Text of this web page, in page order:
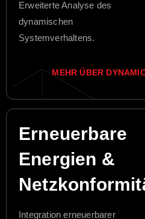
Erweiterte Analyse des
dynamischen
Systemverhaltens.
MEHR ÜBER
Erneuerbare
Energien &
Integration erneuerbarer